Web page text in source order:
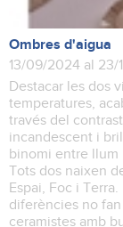
Ombres d'aigua
13/09/2024 al 23/
Destacar les dos
temperatures,
través del
incandescent i
binomi entre llum
Tots dos naixen
Espai, Foc i
diferències no
ceramistes amb